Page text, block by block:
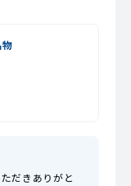
だきありがと